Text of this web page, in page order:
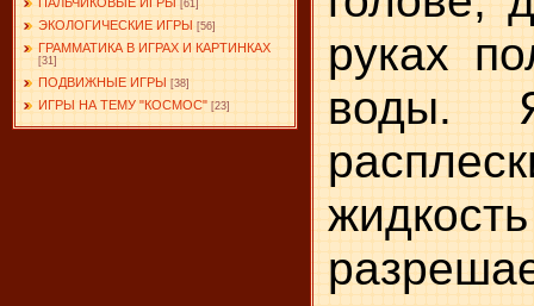
[61]
ЭКОЛОГИЧЕСКИЕ ИГРЫ [56]
ГРАММАТИКА В ИГРАХ И КАРТИНКАХ
[31]
ПОДВИЖНЫЕ ИГРЫ [38]
ИГРЫ НА ТЕМУ "КОСМОС" [23]
руках
воды.